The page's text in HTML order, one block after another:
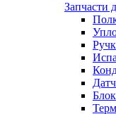
Запчасти